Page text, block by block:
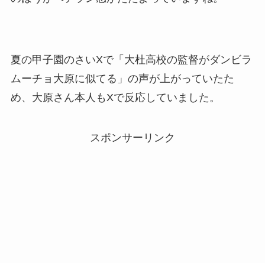
夏の甲子園のさいXで「大杜高校の監督がダンビラ
ムーチョ大原に似てる」の声が上がっていたた
め、大原さん本人もXで反応していました。
スポンサーリンク